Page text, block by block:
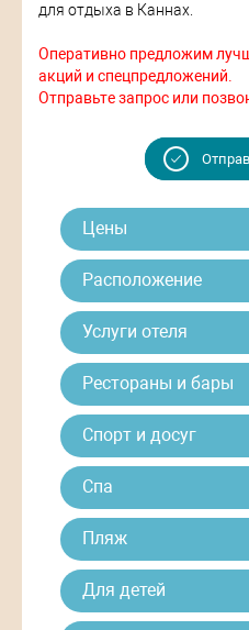
для отдыха в Каннах.
Оперативно предложим
акций и спецпредложений.
Отправьте запрос или
Цены
Расположение
Услуги отеля
Рестораны и бары
Спорт и досуг
Спа
Пляж
Для детей